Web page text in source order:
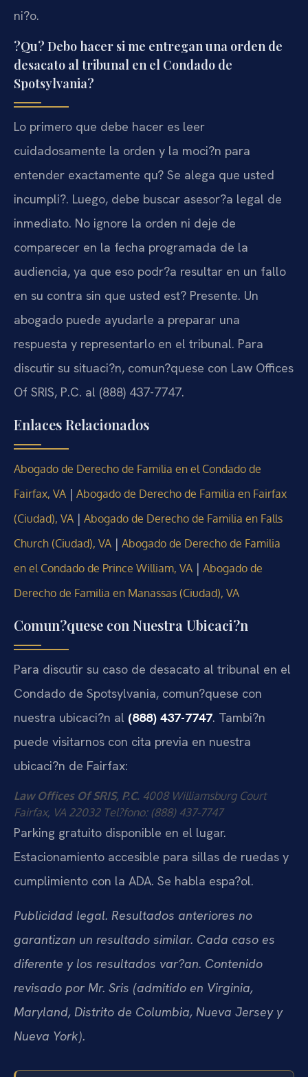
ni?o.
?Qu? Debo hacer si me entregan una orden de
desacato al tribunal en el Condado de
Spotsylvania?
Lo primero que debe hacer es leer
cuidadosamente la orden y la moci?n para
entender exactamente qu? Se alega que usted
incumpli?. Luego, debe buscar asesor?a legal de
inmediato. No ignore la orden ni deje de
comparecer en la fecha programada de la
audiencia, ya que eso podr?a resultar en un fallo
en su contra sin que usted est? Presente. Un
abogado puede ayudarle a preparar una
respuesta y representarlo en el tribunal. Para
discutir su situaci?n, comun?quese con Law Offices
Of SRIS, P.C. al (888) 437-7747.
Enlaces Relacionados
Abogado de Derecho de Familia en el Condado de
Fairfax, VA | Abogado de Derecho de Familia en Fairfax
(Ciudad), VA | Abogado de Derecho de Familia en Falls
Church (Ciudad), VA | Abogado de Derecho de Familia
en el Condado de Prince William, VA | Abogado de
Derecho de Familia en Manassas (Ciudad), VA
Comun?quese con Nuestra Ubicaci?n
Para discutir su caso de desacato al tribunal en el
Condado de Spotsylvania, comun?quese con
nuestra ubicaci?n al (888) 437-7747. Tambi?n
puede visitarnos con cita previa en nuestra
ubicaci?n de Fairfax:
Law Offices Of SRIS, P.C. 4008 Williamsburg Court
Fairfax, VA 22032Tel?fono: (888) 437-7747
Parking gratuito disponible en el lugar.
Estacionamiento accesible para sillas de ruedas y
cumplimiento con la ADA. Se habla espa?ol.
Publicidad legal. Resultados anteriores no
garantizan un resultado similar. Cada caso es
diferente y los resultados var?an. Contenido
revisado por Mr. Sris (admitido en Virginia,
Maryland, Distrito de Columbia, Nueva Jersey y
Nueva York).